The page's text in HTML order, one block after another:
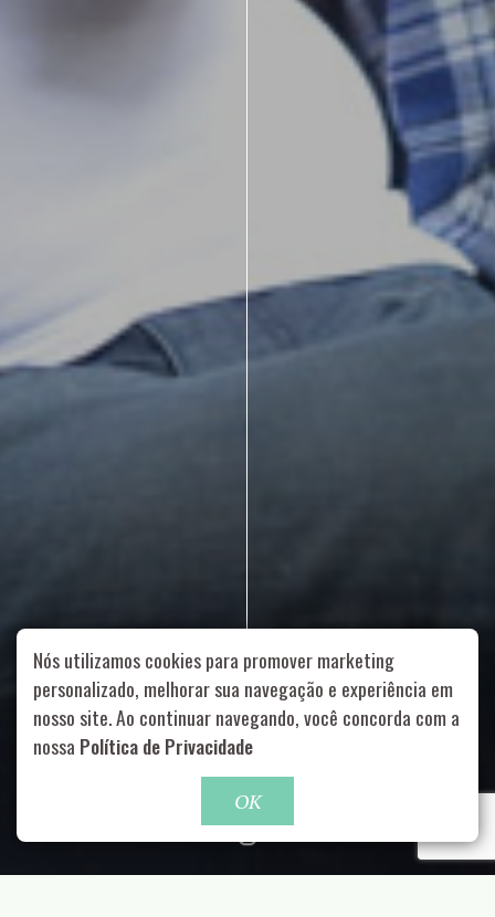
Rua Aurélia, 1714 – Vila Romana, São Paulo – SP | 55 11
99178-5848 | contato@nucleofood.com
Role para continar
Nós utilizamos cookies para promover marketing
personalizado, melhorar sua navegação e experiência em
nosso site. Ao continuar navegando, você concorda com a
nossa Política de Privacidade
OK